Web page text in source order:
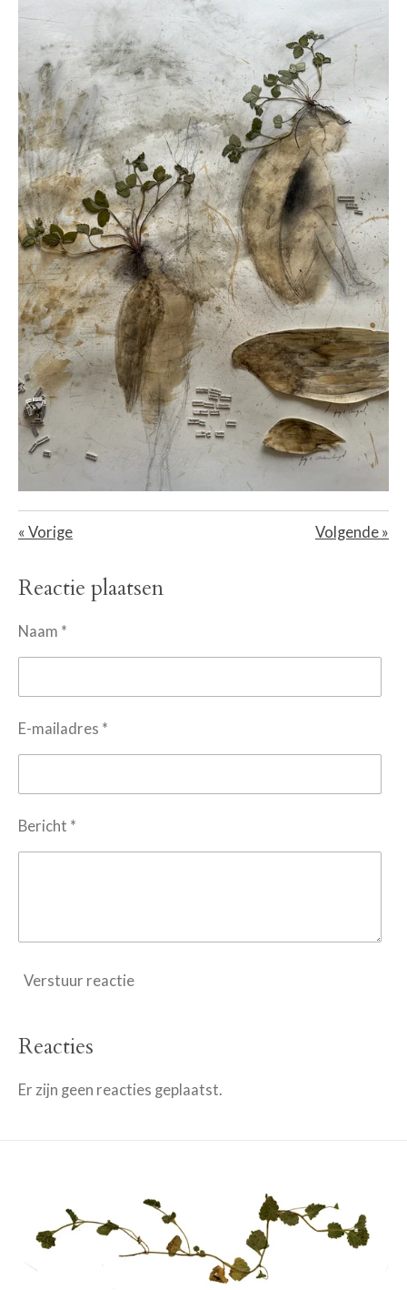
« Vorige Volgende »
Reactie plaatsen
Naam *
E-mailadres *
Bericht *
Verstuur reactie
Reacties
Er zijn geen reacties geplaatst.